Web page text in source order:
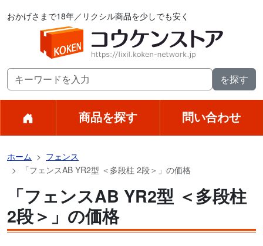
おかげさまで18年／リクシル商品を少しでも安く
商品を探す 問い合わせ
ホーム
フェンス
「フェンスAB YR2型 ＜多段柱 2段＞」の価格
「フェンスAB YR2型 ＜多段柱
2段＞」の価格